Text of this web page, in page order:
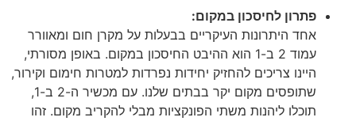
פתרון לחיסכון במקום:
אחד היתרונות העיקריים בבעלות על מקרן חום ומאוורר
עמוד 2 ב-1 הוא ההיבט החיסכון במקום. באופן מסורתי,
היינו צריכים להחזיק יחידות נפרדות למטרות חימום וקירור,
שתופסים מקום יקר בבתים שלנו. עם מכשיר ה-2 ב-1,
תוכלו ליהנות משתי הפונקציות מבלי להקריב מקום. זהו